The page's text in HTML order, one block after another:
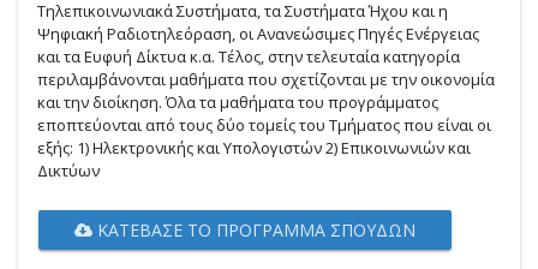
Τηλεπικοινωνιακά Συστήματα, τα Συστήματα Ήχου και η
Ψηφιακή Ραδιοτηλεόραση, οι Ανανεώσιμες Πηγές Ενέργειας
και τα Ευφυή Δίκτυα κ.α. Τέλος, στην τελευταία κατηγορία
περιλαμβάνονται μαθήματα που σχετίζονται με την οικονομία
και την διοίκηση. Όλα τα μαθήματα του προγράμματος
εποπτεύονται από τους δύο τομείς του Τμήματος που είναι οι
εξής: 1) Ηλεκτρονικής και Υπολογιστών 2) Επικοινωνιών και
Δικτύων
ΚΑΤΈΒΑΣΕ ΤΟ ΠΡΌΓΡΑΜΜΑ ΣΠΟΥΔΏΝ